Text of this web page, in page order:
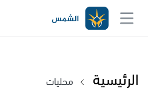
الرئيسية محليات